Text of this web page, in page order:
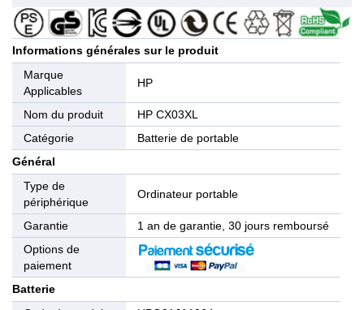
Informations générales sur le produit
Marque
Applicables
HP
Nom du produit
HP CX03XL
Catégorie
Batterie de portable
Général
Type de
périphérique
Ordinateur portable
Garantie
1 an de garantie, 30 jours remboursé
Options de
paiement
Batterie